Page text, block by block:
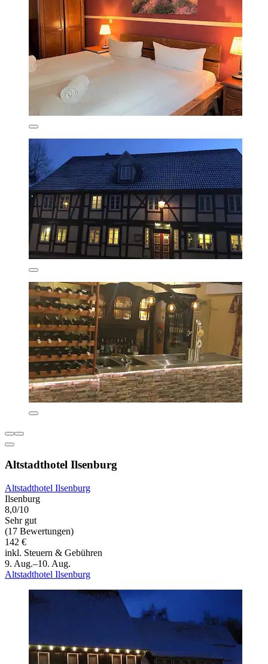
Altstadthotel Ilsenburg
Altstadthotel Ilsenburg
Ilsenburg
8,0/10
Sehr gut
(17 Bewertungen)
142 €
inkl. Steuern & Gebühren
9. Aug.–10. Aug.
Altstadthotel Ilsenburg